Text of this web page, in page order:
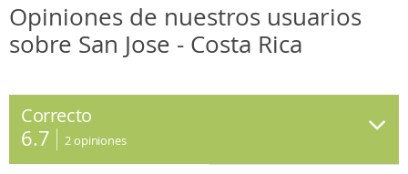
Opiniones de nuestros usuarios
sobre San Jose - Costa Rica
Correcto
6.7 2opiniones